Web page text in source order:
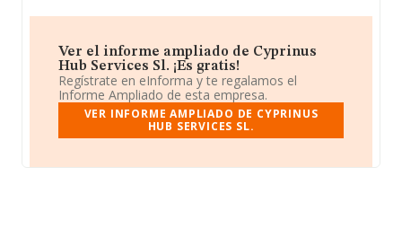
Ver el informe ampliado de Cyprinus
Hub Services Sl. ¡Es gratis!
Regístrate en eInforma y te regalamos el
Informe Ampliado de esta empresa.
VER INFORME AMPLIADO DE CYPRINUS
HUB SERVICES SL.